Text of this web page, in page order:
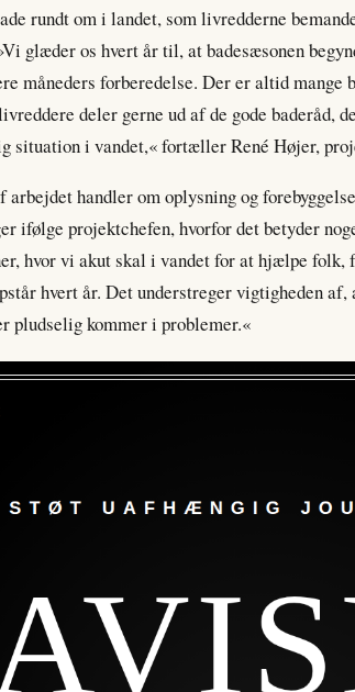
rundt om i landet, som livredderne
glæder os hvert år til, at badesæsonen
måneders forberedelse. Der er altid
deler gerne ud af de gode baderåd,
situation i vandet,« fortæller René Højer,
arbejdet handler om oplysning og
ifølge projektchefen, hvorfor det betyder
hvor vi akut skal i vandet for at hjælpe folk,
hvert år. Det understreger vigtigheden
pludselig kommer i problemer.«